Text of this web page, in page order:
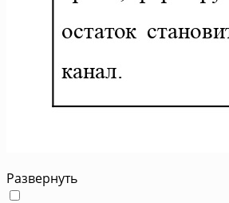
Развернуть